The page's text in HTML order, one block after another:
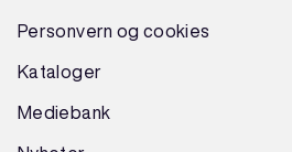
Personvern og cookies
Kataloger
Mediebank